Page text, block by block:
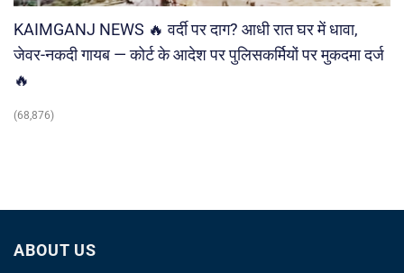
KAIMGANJ NEWS 🔥 वर्दी पर दाग? आधी रात घर में धावा,
जेवर-नकदी गायब — कोर्ट के आदेश पर पुलिसकर्मियों पर मुकदमा दर्ज
🔥
(68,876)
ABOUT US